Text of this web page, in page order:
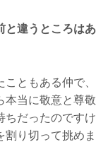
と違うところはあ
ともある仲で、
本当に敬意と尊敬
ちだったのですけ
割り切って挑めま